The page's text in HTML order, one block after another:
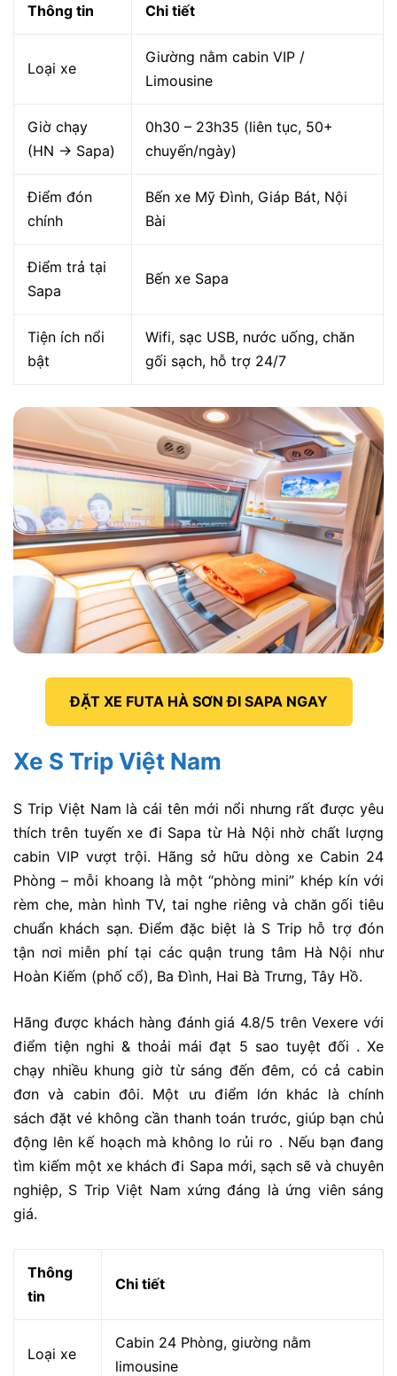
Thông tin Chi tiết
Loại xe
Giường nằm cabin VIP /
Limousine
Giờ chạy
(HN → Sapa)
0h30 – 23h35 (liên tục, 50+
chuyến/ngày)
Điểm đón
chính
Bến xe Mỹ Đình, Giáp Bát, Nội
Bài
Điểm trả tại
Sapa
Bến xe Sapa
Tiện ích nổi
bật
Wifi, sạc USB, nước uống, chăn
gối sạch, hỗ trợ 24/7
ĐẶT XE FUTA HÀ SƠN ĐI SAPA NGAY
Xe S Trip Việt Nam
S Trip Việt Nam là cái tên mới nổi nhưng rất được yêu
thích trên tuyến xe đi Sapa từ Hà Nội nhờ chất lượng
cabin VIP vượt trội. Hãng sở hữu dòng xe Cabin 24
Phòng – mỗi khoang là một “phòng mini” khép kín với
rèm che, màn hình TV, tai nghe riêng và chăn gối tiêu
chuẩn khách sạn. Điểm đặc biệt là S Trip hỗ trợ đón
tận nơi miễn phí tại các quận trung tâm Hà Nội như
Hoàn Kiếm (phố cổ), Ba Đình, Hai Bà Trưng, Tây Hồ.
Hãng được khách hàng đánh giá 4.8/5 trên Vexere với
điểm tiện nghi & thoải mái đạt 5 sao tuyệt đối . Xe
chạy nhiều khung giờ từ sáng đến đêm, có cả cabin
đơn và cabin đôi. Một ưu điểm lớn khác là chính
sách đặt vé không cần thanh toán trước, giúp bạn chủ
động lên kế hoạch mà không lo rủi ro . Nếu bạn đang
tìm kiếm một xe khách đi Sapa mới, sạch sẽ và chuyên
nghiệp, S Trip Việt Nam xứng đáng là ứng viên sáng
giá.
Thông
tin
Chi tiết
Loại xe
Cabin 24 Phòng, giường nằm
limousine